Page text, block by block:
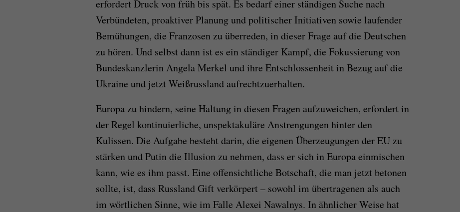
erfordert Druck von früh bis spät. Es bedarf einer ständigen Suche nach
Verbündeten, proaktiver Planung und politischer Initiativen sowie laufender
Bemühungen, die Franzosen zu überreden, in dieser Frage auf die Deutschen
zu hören. Und selbst dann ist es ein ständiger Kampf, die Fokussierung von
Bundeskanzlerin Angela Merkel und ihre Entschlossenheit in Bezug auf die
Ukraine und jetzt Weißrussland aufrechtzuerhalten.
Europa zu hindern, seine Haltung in diesen Fragen aufzuweichen, erfordert in
der Regel kontinuierliche, unspektakuläre Anstrengungen hinter den
Kulissen. Die Aufgabe besteht darin, die eigenen Überzeugungen der EU zu
stärken und Putin die Illusion zu nehmen, dass er sich in Europa einmischen
kann, wie es ihm passt. Eine offensichtliche Botschaft, die man jetzt betonen
sollte, ist, dass Russland Gift verkörpert – sowohl im übertragenen als auch
im wörtlichen Sinne, wie im Falle Alexei Nawalnys. In ähnlicher Weise hat